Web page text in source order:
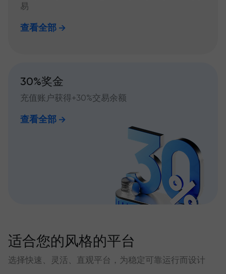
易
查看全部
30%奖金
充值账户获得+30%交易余额
查看全部
适合您的风格的平台
选择快速、灵活、直观平台，为稳定可靠运行而设计